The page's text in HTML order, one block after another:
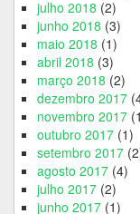
julho 2018 (2)
junho 2018 (3)
maio 2018 (1)
abril 2018 (3)
março 2018 (2)
dezembro 2017
novembro 2017
outubro 2017 (1)
setembro 2017
agosto 2017 (4)
julho 2017 (2)
junho 2017 (1)